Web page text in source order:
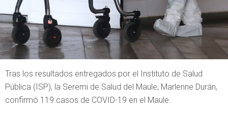
Tras los resultados entregados por el Instituto de Salud
Pública (ISP), la Seremi de Salud del Maule, Marlenne Durán,
confirmó 119 casos de COVID-19 en el Maule.